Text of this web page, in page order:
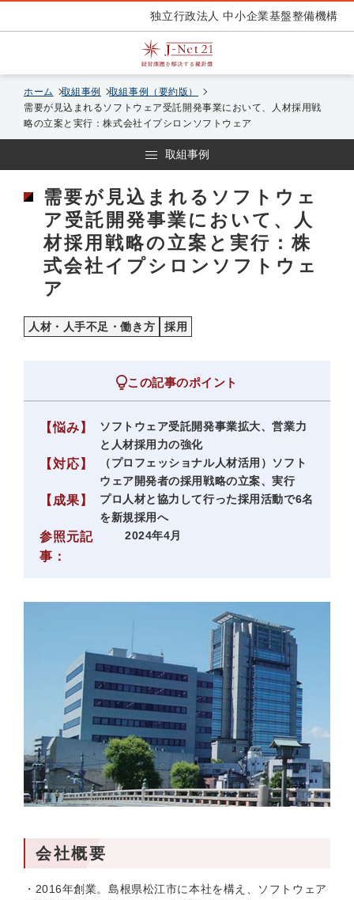
独立行政法人 中小企業基盤整備機構
ホーム 取組事例
取組事例（要約版）
需要が見込まれるソフトウェア受託開発事業において、人材採用戦
略の立案と実行：株式会社イプシロンソフトウェア
取組事例
需要が見込まれるソフトウェ
ア受託開発事業において、人
材採用戦略の立案と実行：株
式会社イプシロンソフトウェ
ア
人材・人手不足・働き方 採用
この記事のポイント
【悩み】
ソフトウェア受託開発事業拡大、営業力
と人材採用力の強化
【対応】
（プロフェッショナル人材活用）ソフト
ウェア開発者の採用戦略の立案、実行
【成果】
プロ人材と協力して行った採用活動で6名
を新規採用へ
参照元記
事：
2024年4月
会社概要
・2016年創業。島根県松江市に本社を構え、ソフトウェア